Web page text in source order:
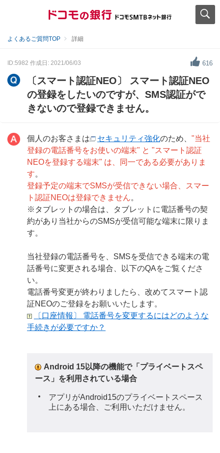
よくあるご質問TOP 詳細
ID:5982 作成日: 2021/06/03 616
〔スマート認証NEO〕 スマート認証NEO
の登録をしたいのですが、SMS認証がで
きないので登録できません。
個人のお客さまは セキュリティ強化のため、 "当社
登録の電話番号をお使いの端末" と "スマート認証
NEOを登録する端末" は、同一である必要がありま
す。
登録予定の端末でSMSが受信できない場合、スマー
ト認証NEOは登録できません。
※タブレットの場合は、タブレットに電話番号の契
約があり当社からのSMSが受信可能な端末に限りま
す。
当社登録の電話番号を、SMSを受信できる端末の電
話番号に変更される場合、以下のQAをご覧くださ
い。
電話番号変更が終わりましたら、改めてスマート認
証NEOのご登録をお願いいたします。
〔口座情報〕 電話番号を変更するにはどのような
手続きが必要ですか？
Android 15以降の機能で「プライベートスペ
ース」を利用されている場合
アプリがAndroid15のプライベートスペース
上にある場合、ご利用いただけません。